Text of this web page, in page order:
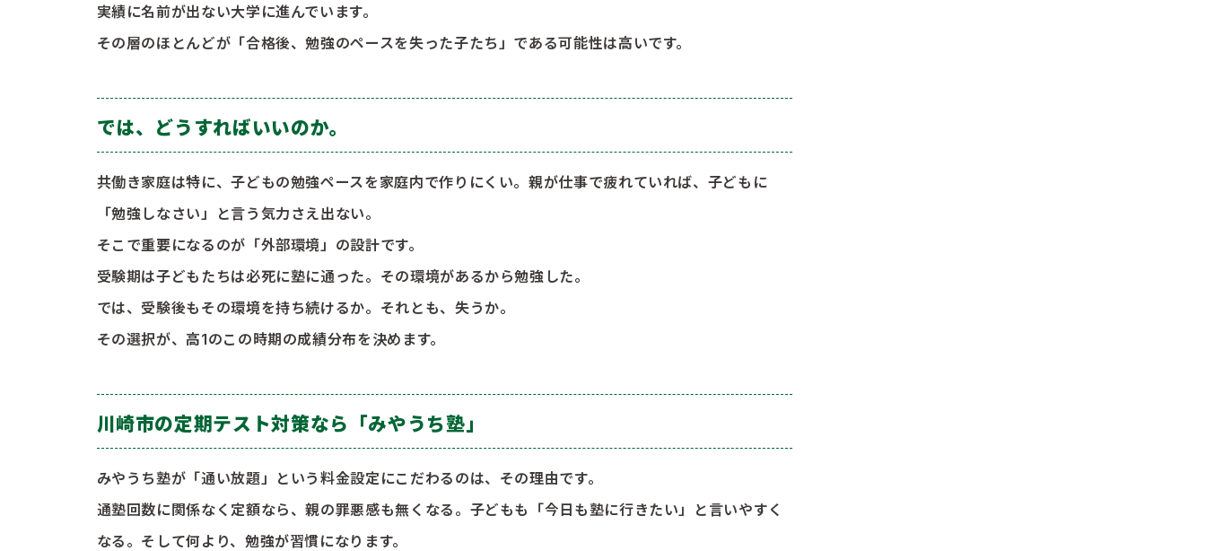
実績に名前が出ない大学に進んでいます。
その層のほとんどが「合格後、勉強のペースを失った子たち」である可能性は高いです。
では、どうすればいいのか。
共働き家庭は特に、子どもの勉強ペースを家庭内で作りにくい。親が仕事で疲れていれば、子どもに
「勉強しなさい」と言う気力さえ出ない。
そこで重要になるのが「外部環境」の設計です。
受験期は子どもたちは必死に塾に通った。その環境があるから勉強した。
では、受験後もその環境を持ち続けるか。それとも、失うか。
その選択が、高1のこの時期の成績分布を決めます。
川崎市の定期テスト対策なら「みやうち塾」
みやうち塾が「通い放題」という料金設定にこだわるのは、その理由です。
通塾回数に関係なく定額なら、親の罪悪感も無くなる。子どもも「今日も塾に行きたい」と言いやすく
なる。そして何より、勉強が習慣になります。